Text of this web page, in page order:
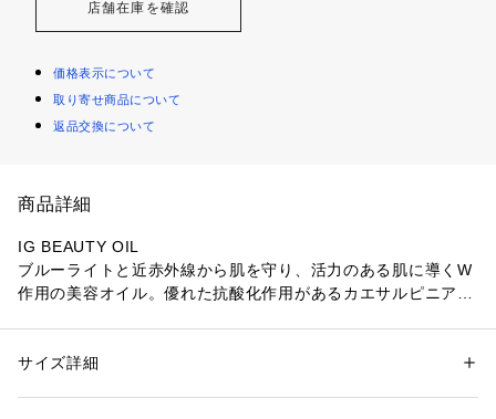
店舗在庫を確認
価格表示について
取り寄せ商品について
返品交換について
商品詳細
IG BEAUTY OIL
ブルーライトと近赤外線から肌を守り、活力のある肌に導くW
作用の美容オイル。優れた抗酸化作用があるカエサルピニアス
とした活力を与えるローズヒップ油や、ハリと潤いを与える美
性別：レディース
アグッズ
サイズ詳細